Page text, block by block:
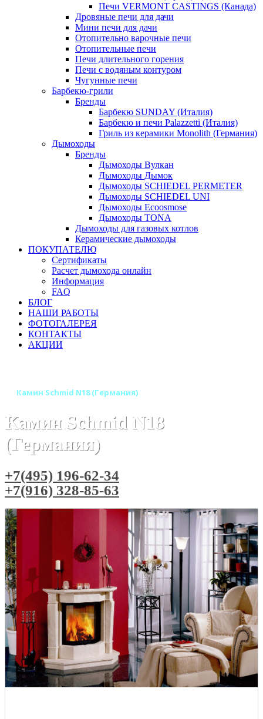
Печи VERMONT CASTINGS (Канада)
Дровяные печи для дачи
Мини печи для дачи
Отопительно варочные печи
Отопительные печи
Печи длительного горения
Печи с водяным контуром
Чугунные печи
Барбекю-грили
Бренды
Барбекю SUNDAY (Италия)
Барбекю и печи Palazzetti (Италия)
Гриль из керамики Monolith (Германия)
Дымоходы
Бренды
Дымоходы Вулкан
Дымоходы Дымок
Дымоходы SCHIEDEL PERMETER
Дымоходы SCHIEDEL UNI
Дымоходы Ecoosmose
Дымоходы TONA
Дымоходы для газовых котлов
Керамические дымоходы
ПОКУПАТЕЛЮ
Сертификаты
Расчет дымохода онлайн
Информация
FAQ
БЛОГ
НАШИ РАБОТЫ
ФОТОГАЛЕРЕЯ
КОНТАКТЫ
АКЦИИ
Камин Schmid N18 (Германия)
Камин Schmid N18
(Германия)
+7(495) 196-62-34
+7(916) 328-85-63